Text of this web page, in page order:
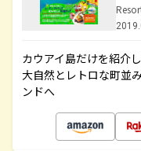
カウアイ島だけを紹介
大自然とレトロな町並
ンドへ